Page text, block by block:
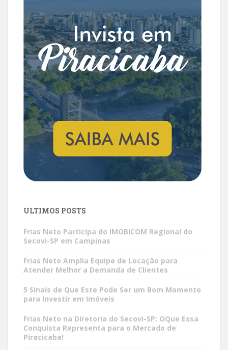
ÚLTIMOS POSTS
Frias Neto Participa do IMOBICOM Regional do
Secovi-SP em Campinas
Frias Neto Amplia Equipe de Locação para
Atender Melhor a Demanda de Clientes
5 Sinais de Que Este Pode Ser um Bom Momento
para Investir em Imóveis
Frias Neto na Diretoria do Secovi-SP: OQue Essa
Conquista Representa para o Mercado de
Piracicaba!